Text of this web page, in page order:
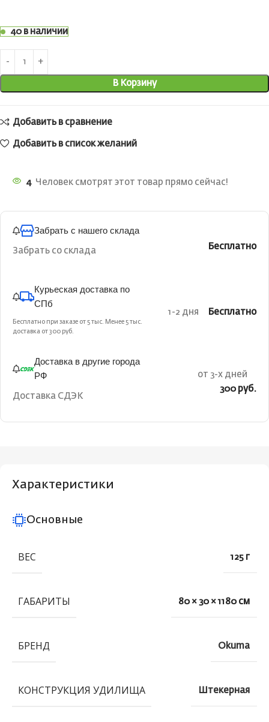
40 в наличии
В Корзину
Добавить в сравнение
Добавить в список желаний
4 Человек смотрят этот товар прямо сейчас!
Забрать с нашего склада
Забрать со склада Бесплатно
Курьеская доставка по
СПб
Бесплатно при заказе от 5 тыс. Менее 5 тыс.
доставка от 300 руб.
1-2 дня Бесплатно
Доставка в другие города
РФ
Доставка СДЭК
от 3-х дней
300 руб.
Характеристики
Основные
ВЕС 125 г
ГАБАРИТЫ 80 × 30 × 1180 см
БРЕНД Okuma
КОНСТРУКЦИЯ УДИЛИЩА Штекерная